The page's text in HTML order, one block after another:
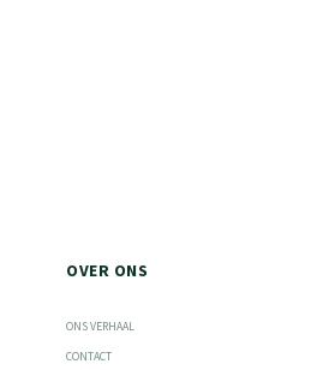
OVER ONS
ONS VERHAAL
CONTACT